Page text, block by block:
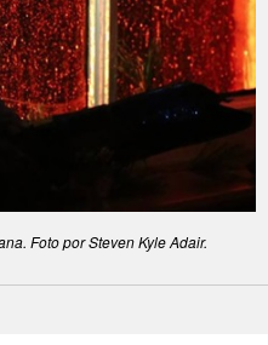
Foto por Steven Kyle Adair.